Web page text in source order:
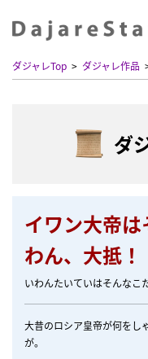
ダジャレTop ダジャレ作品
ダ
イワン大帝
わん、大抵！
いわんたいていはそんなこ
大昔のロシア皇帝が何をし
が。